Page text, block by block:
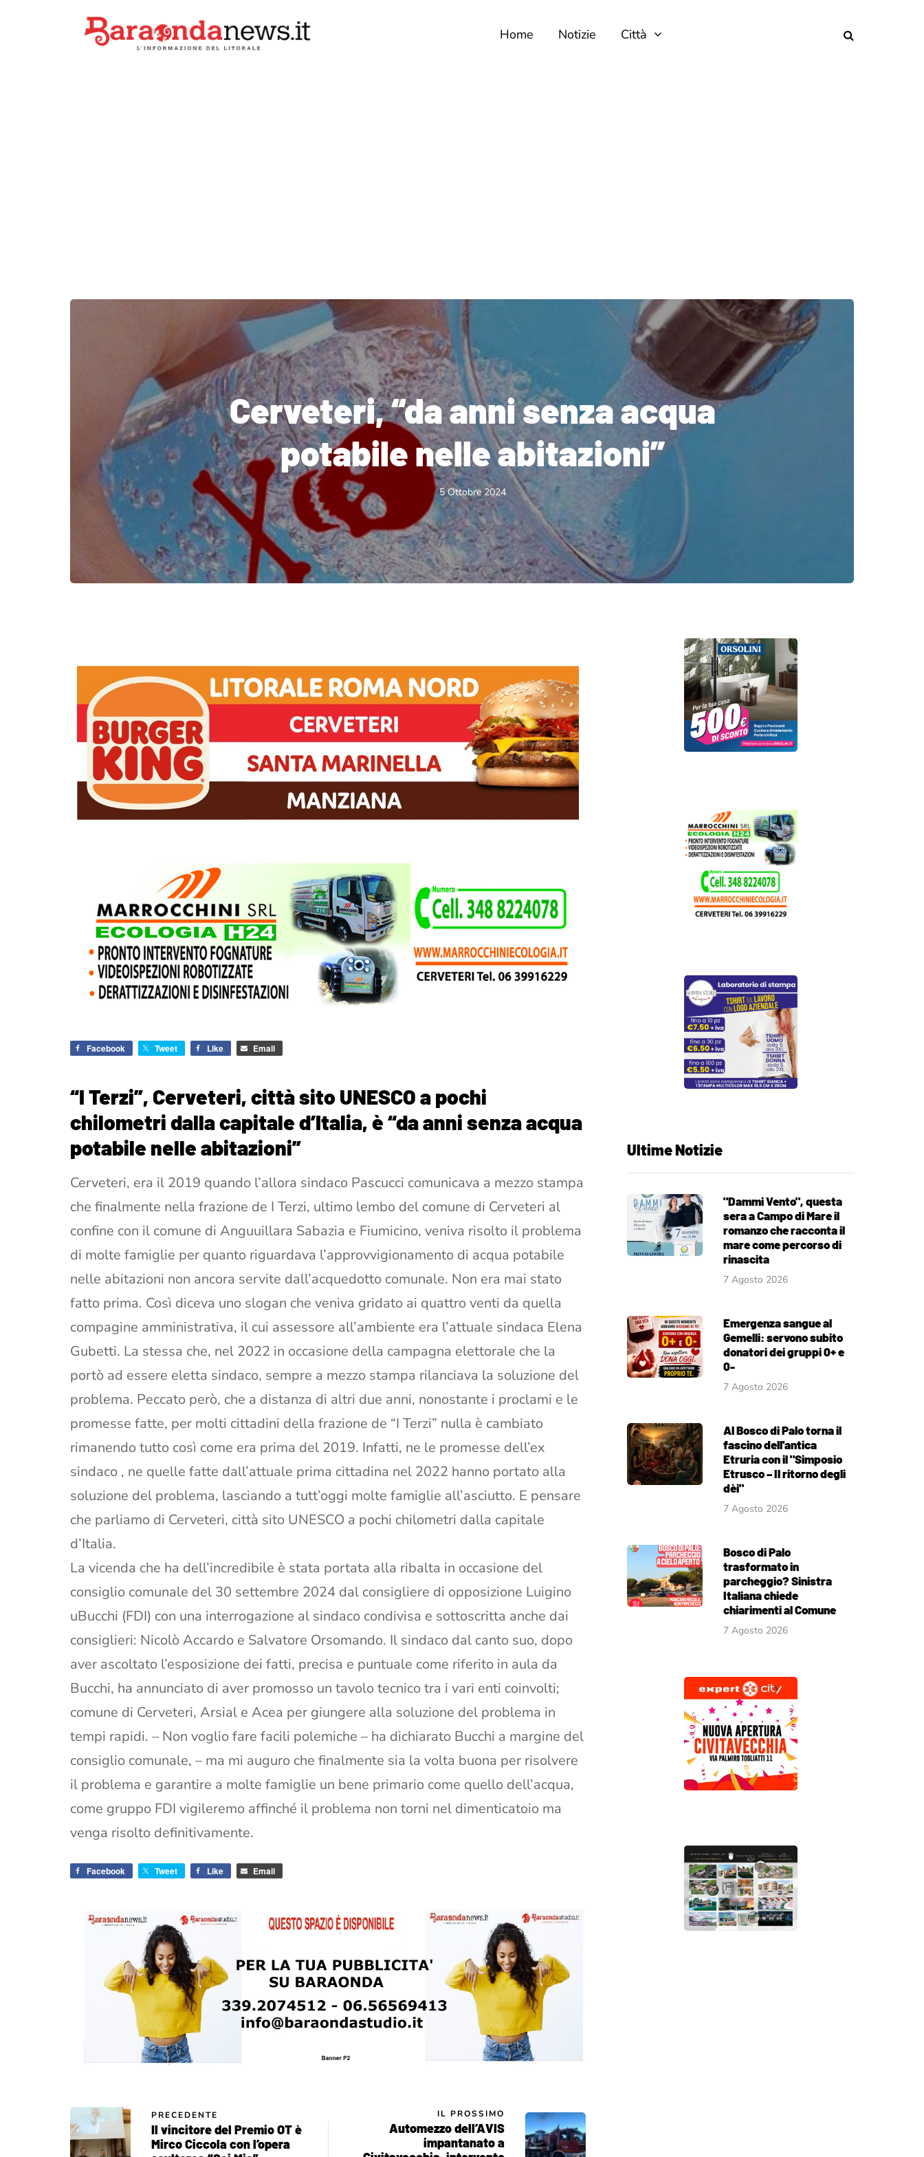
Home Notizie Città
Cerveteri, “da anni senza acqua
potabile nelle abitazioni”
5 Ottobre 2024
Facebook Tweet Like Email
“I Terzi”, Cerveteri, città sito UNESCO a pochi
chilometri dalla capitale d’Italia, è “da anni senza acqua
potabile nelle abitazioni”
Cerveteri, era il 2019 quando l’allora sindaco Pascucci comunicava a mezzo stampa
che finalmente nella frazione de I Terzi, ultimo lembo del comune di Cerveteri al
confine con il comune di Anguuillara Sabazia e Fiumicino, veniva risolto il problema
di molte famiglie per quanto riguardava l’approvvigionamento di acqua potabile
nelle abitazioni non ancora servite dall’acquedotto comunale. Non era mai stato
fatto prima. Così diceva uno slogan che veniva gridato ai quattro venti da quella
compagine amministrativa, il cui assessore all’ambiente era l’attuale sindaca Elena
Gubetti. La stessa che, nel 2022 in occasione della campagna elettorale che la
portò ad essere eletta sindaco, sempre a mezzo stampa rilanciava la soluzione del
problema. Peccato però, che a distanza di altri due anni, nonostante i proclami e le
promesse fatte, per molti cittadini della frazione de “I Terzi” nulla è cambiato
rimanendo tutto così come era prima del 2019. Infatti, ne le promesse dell’ex
sindaco , ne quelle fatte dall’attuale prima cittadina nel 2022 hanno portato alla
soluzione del problema, lasciando a tutt’oggi molte famiglie all’asciutto. E pensare
che parliamo di Cerveteri, città sito UNESCO a pochi chilometri dalla capitale
d’Italia.
La vicenda che ha dell’incredibile è stata portata alla ribalta in occasione del
consiglio comunale del 30 settembre 2024 dal consigliere di opposizione Luigino
uBucchi (FDI) con una interrogazione al sindaco condivisa e sottoscritta anche dai
consiglieri: Nicolò Accardo e Salvatore Orsomando. Il sindaco dal canto suo, dopo
aver ascoltato l’esposizione dei fatti, precisa e puntuale come riferito in aula da
Bucchi, ha annunciato di aver promosso un tavolo tecnico tra i vari enti coinvolti;
comune di Cerveteri, Arsial e Acea per giungere alla soluzione del problema in
tempi rapidi. – Non voglio fare facili polemiche – ha dichiarato Bucchi a margine del
consiglio comunale, – ma mi auguro che finalmente sia la volta buona per risolvere
il problema e garantire a molte famiglie un bene primario come quello dell’acqua,
come gruppo FDI vigileremo affinché il problema non torni nel dimenticatoio ma
venga risolto definitivamente.
Facebook Tweet Like Email
PRECEDENTE
Il vincitore del Premio OT è
Mirco Ciccola con l’opera
IL PROSSIMO
Automezzo dell’AVIS
impantanato a
Ultime Notizie
"Dammi Vento", questa
sera a Campo di Mare il
romanzo che racconta il
mare come percorso di
rinascita
7 Agosto 2026
Emergenza sangue al
Gemelli: servono subito
donatori dei gruppi 0+ e
0-
7 Agosto 2026
Al Bosco di Palo torna il
fascino dell'antica
Etruria con il "Simposio
Etrusco – Il ritorno degli
dèi"
7 Agosto 2026
Bosco di Palo
trasformato in
parcheggio? Sinistra
Italiana chiede
chiarimenti al Comune
7 Agosto 2026